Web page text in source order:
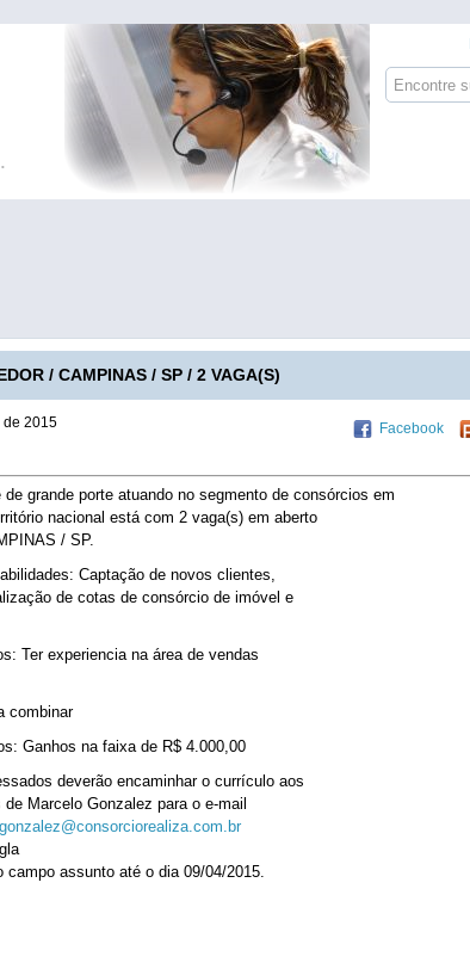
/ CAMPINAS / SP / 2 VAGA(S)
de 2015 Facebook
de grande porte atuando no segmento de consórcios em
nacional está com 2 vaga(s) em aberto
/ SP.
Captação de novos clientes,
de cotas de consórcio de imóvel e
Ter experiencia na área de vendas
combinar
Ganhos na faixa de R$ 4.000,00
deverão encaminhar o currículo aos
de Marcelo Gonzalez para o e-mail
campo assunto até o dia 09/04/2015.